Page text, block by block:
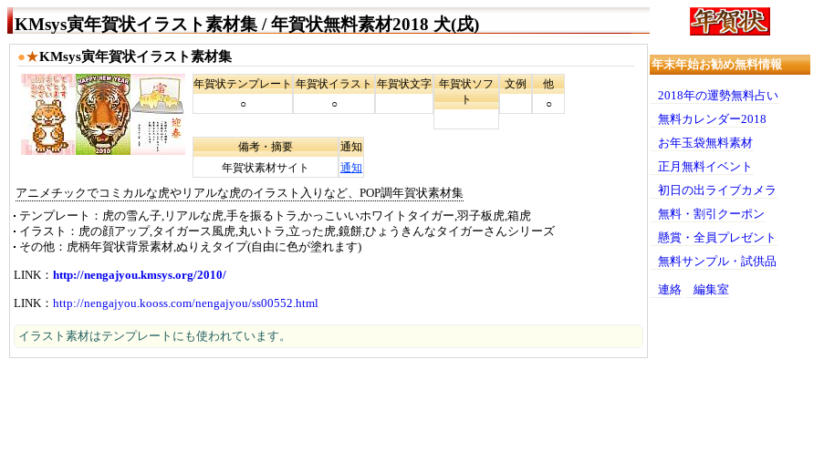
KMsys寅年賀状イラスト素材集 / 年賀状無料素材2018 犬(戌)
●★KMsys寅年賀状イラスト素材集
年賀状テンプレート
○
年賀状イラスト
○
年賀状文字 年賀状ソフ
ト
文例
他
○
備考・摘要
年賀状素材サイト
通知
通知
アニメチックでコミカルな虎やリアルな虎のイラスト入りなど、POP調年賀状素材集
テンプレート
虎の雪ん子,リアルな虎,手を振るトラ,かっこいいホワイトタイガー,羽子板虎,箱虎
イラスト
虎の顔アップ,タイガース風虎,丸いトラ,立った虎,鏡餅,ひょうきんなタイガーさんシリーズ
その他
虎柄年賀状背景素材,ぬりえタイプ(自由に色が塗れます)
LINK： http://nengajyou.kmsys.org/2010/
LINK： http://nengajyou.kooss.com/nengajyou/ss00552.html
イラスト素材はテンプレートにも使われています。
年末年始お勧め無料情報
2018年の運勢無料占い
無料カレンダー2018
お年玉袋無料素材
正月無料イベント
初日の出ライブカメラ
無料・割引クーポン
懸賞・全員プレゼント
無料サンプル・試供品
連絡 編集室